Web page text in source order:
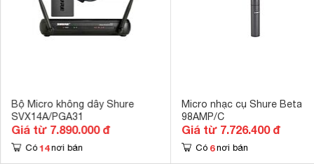
Bộ Micro không dây Shure
SVX14A/PGA31
Giá từ 7.890.000 đ
Có 14 nơi bán
Micro nhạc cụ Shure Beta
98AMP/C
Giá từ 7.726.400 đ
Có 6 nơi bán